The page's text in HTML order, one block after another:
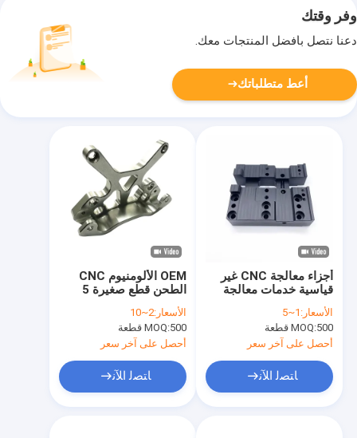
وفر وقتك
دعنا نتصل بأفضل المنتجات معك.
أعط متطلباتك
OEM الألومنيوم CNC
الطحن قطع صغيرة 5
الطيران
الأسعار:2~10
MOQ:500 قطعة
أحصل على آخر سعر
ﺎﺘﺼﻟ ﺍﻶﻧ
أجزاء معالجة CNC غير
قياسية خدمات معالجة
CNC مخصصة
الأسعار: 1~5
MOQ:500 قطعة
أحصل على آخر سعر
ﺎﺘﺼﻟ ﺍﻶﻧ